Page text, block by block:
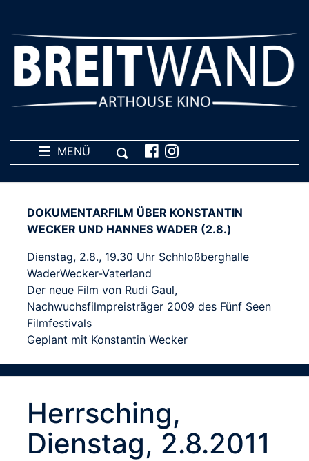
MENÜ
DOKUMENTARFILM ÜBER KONSTANTIN
WECKER UND HANNES WADER (2.8.)
Dienstag, 2.8., 19.30 Uhr Schhloßberghalle
WaderWecker-Vaterland
Der neue Film von Rudi Gaul,
Nachwuchsfilmpreisträger 2009 des Fünf Seen
Filmfestivals
Geplant mit Konstantin Wecker
Herrsching,
Dienstag, 2.8.2011